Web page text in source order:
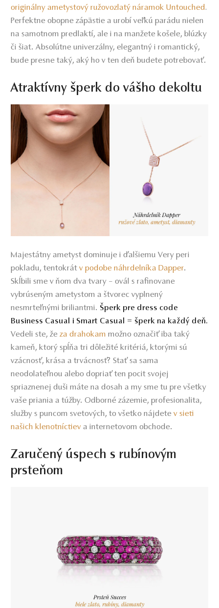
originálny ametystový ružovozlatý náramok Untouched.
Perfektne obopne zápästie a urobí veľkú parádu nielen
na samotnom predlaktí, ale i na manžete košele, blúzky
či šiat. Absolútne univerzálny, elegantný i romantický,
bude presne taký, aký ho v ten deň budete potrebovať.
Atraktívny šperk do vášho dekoltu
Majestátny ametyst dominuje i ďalšiemu Very peri
pokladu, tentokrát v podobe náhrdelníka Dapper.
Skĺbili sme v ňom dva tvary – ovál s rafinovane
vybrúseným ametystom a štvorec vyplnený
nesmrteľnými briliantmi. Šperk pre dress code
Business Casual i Smart Casual = šperk na každý deň.
Vedeli ste, že za drahokam možno označiť iba taký
kameň, ktorý spĺňa tri dôležité kritériá, ktorými sú
vzácnosť, krása a trvácnosť? Stať sa sama
neodolateľnou alebo dopriať ten pocit svojej
spriaznenej duši máte na dosah a my sme tu pre všetky
vaše priania a túžby. Odborné zázemie, profesionalita,
služby s puncom svetových, to všetko nájdete v sieti
našich klenotníctiev a internetovom obchode.
Zaručený úspech s rubínovým
prsteňom